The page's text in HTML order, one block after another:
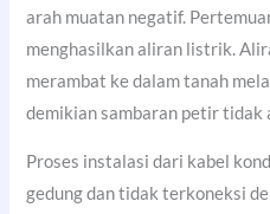
arah muatan negatif.
menghasilkan aliran listrik.
merambat ke dalam tanah
demikian sambaran petir tidak
Proses instalasi dari kabel
gedung dan tidak terkoneksi